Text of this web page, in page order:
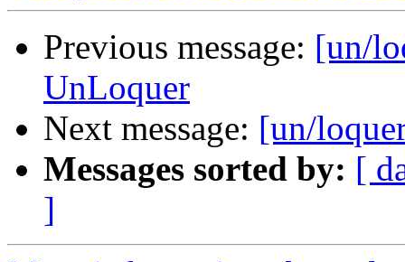
Previous message: [un/
UnLoquer
Next message: [un/
Messages sorted by: [
]